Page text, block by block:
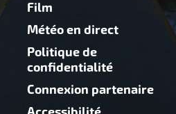
Film
Météo en direct
Politique de
confidentialité
Connexion partenaire